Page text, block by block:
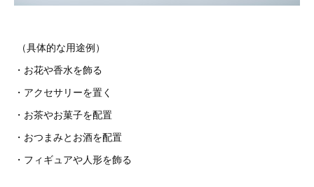
（具体的な用途例）
・お花や香水を飾る
・アクセサリーを置く
・お茶やお菓子を配置
・おつまみとお酒を配置
・フィギュアや人形を飾る